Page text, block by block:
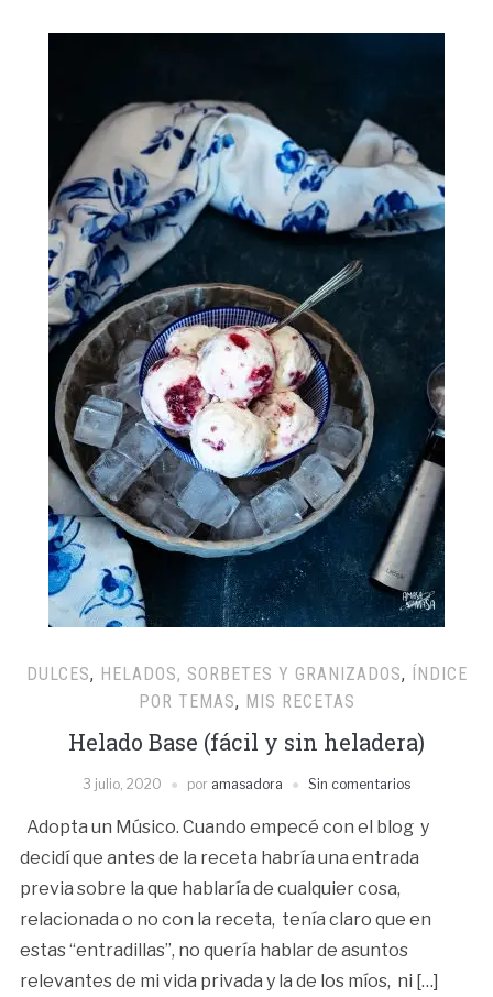
DULCES, HELADOS, SORBETES Y GRANIZADOS, ÍNDICE
POR TEMAS, MIS RECETAS
Helado Base (fácil y sin heladera)
3 julio, 2020 por amasadora Sin comentarios
Adopta un Músico. Cuando empecé con el blog y
decidí que antes de la receta habría una entrada
previa sobre la que hablaría de cualquier cosa,
relacionada o no con la receta, tenía claro que en
estas “entradillas”, no quería hablar de asuntos
relevantes de mi vida privada y la de los míos, ni […]